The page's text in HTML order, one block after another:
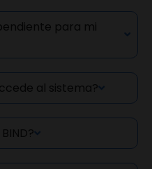
para mi
al sistema?